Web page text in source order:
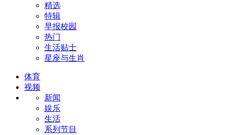
精选
特辑
早报校园
热门
生活贴士
星座与生肖
体育
视频
新闻
娱乐
生活
系列节目